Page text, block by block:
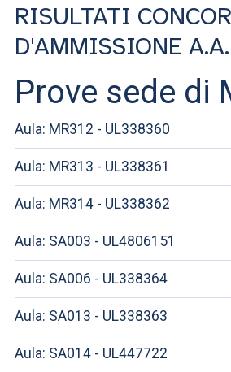
RISULTATI
D'AMMISSIONE
Prove sede di
Aula: MR312 - UL338360
Aula: MR313 - UL338361
Aula: MR314 - UL338362
Aula: SA003 - UL4806151
Aula: SA006 - UL338364
Aula: SA013 - UL338363
Aula: SA014 - UL447722